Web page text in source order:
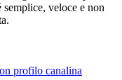
veloce e non